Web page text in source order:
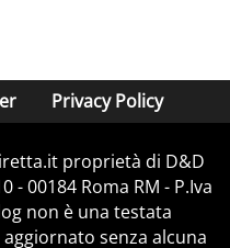
Privacy Policy
proprietà di D&D
- 00184 Roma RM - P.Iva
non è una testata
senza alcuna